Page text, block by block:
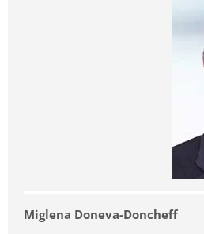
Miglena Doneva-Doncheff